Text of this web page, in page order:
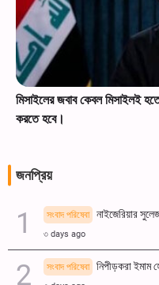
মিসাইলের জবাব কেবল মিসাইলই
করতে হবে।
জনপ্রিয়
সংবাদ পরিষেবা নাইজেরিয়ার
৩ days ago
সংবাদ পরিষেবা নিপীড়করা ইমাম